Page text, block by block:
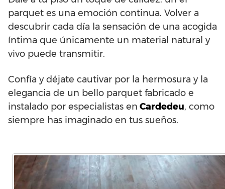
parquet es una emoción continua. Volver a
descubrir cada día la sensación de una acogida
íntima que únicamente un material natural y
vivo puede transmitir.
Confía y déjate cautivar por la hermosura y la
elegancia de un bello parquet fabricado e
instalado por especialistas en Cardedeu, como
siempre has imaginado en tus sueños.